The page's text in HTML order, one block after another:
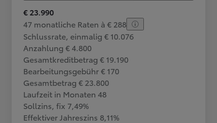
€ 23.990
47 monatliche Raten à € 288
Schlussrate, einmalig € 10.076
Anzahlung € 4.800
Gesamtkreditbetrag € 19.190
Bearbeitungsgebühr € 170
Gesamtbetrag € 23.800
Laufzeit in Monaten 48
Sollzins, fix 7,49%
Effektiver Jahreszins 8,11%